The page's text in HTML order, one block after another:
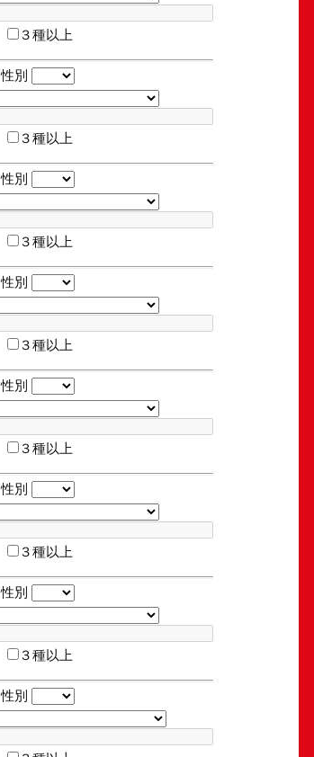
３種以上
別
３種以上
別
３種以上
別
３種以上
別
３種以上
別
３種以上
別
３種以上
別